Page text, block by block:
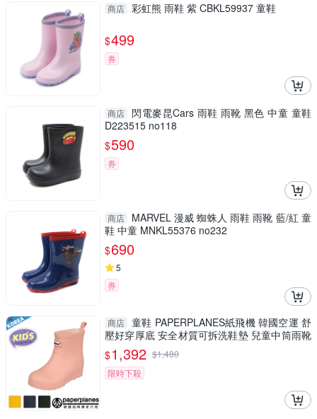
商店 彩虹熊 雨鞋 紫 CBKL59937 童鞋
$499
券
商店 閃電麥昆Cars 雨鞋 雨靴 黑色 中童 童鞋
D223515 no118
$590
券
商店
MARVEL 漫威 蜘蛛人 雨鞋 雨靴 藍/紅 童
鞋 中童 MNKL55376 no232
$690
5
券
商店 童鞋 PAPERPLANES紙飛機 韓國空運 舒
壓好穿厚底 安全材質可拆洗鞋墊 兒童中筒雨靴
【B7907769】
$1,392 $1,480
限時下殺